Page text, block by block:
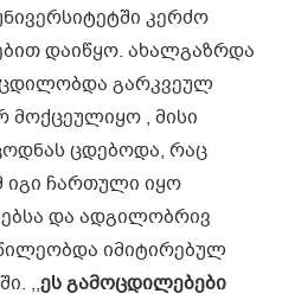
კერძო
დაიწყო. ახალგაზრდა
გარკვეულ
მოქცეულიყო , მისი
ცდებოდა, რაც
იგი ჩართული იყო
და ადგილობრივ
იმიტირებულ
,,ეს გამოცდილებები